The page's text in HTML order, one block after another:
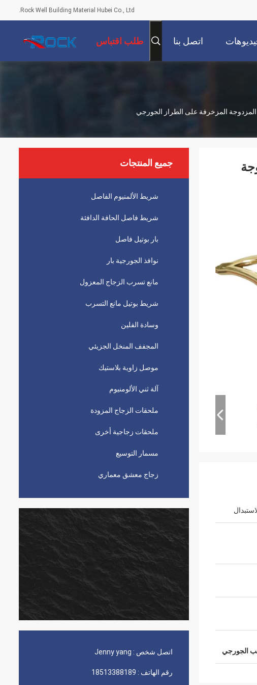
Rock Well Building Material Hubei Co., Ltd.
اتصل بنا طلب اقتباس
المزدوجة المزخرفة على الطراز الجورجي
جميع المنتجات
شريط الألمنيوم الفاصل
شريط فاصل الحافة الدافئة
بار بوتيل فاصل
نوافذ الجورجية بار
مانع تسرب الزجاج المعزول
شريط بوتيل مانع التسرب
وسادة الفلين
المجفف المنخل الجزيئي
موصل زاوية بلاستيك
آلة ثني الألومنيوم
ملحقات الزجاج المزودة
ملحقات زجاجية أخرى
مسمار التوسيع
زجاج معشق معماري
اتصل شخص : Jenny yang
رقم الهاتف : 18513388189
الجورجي